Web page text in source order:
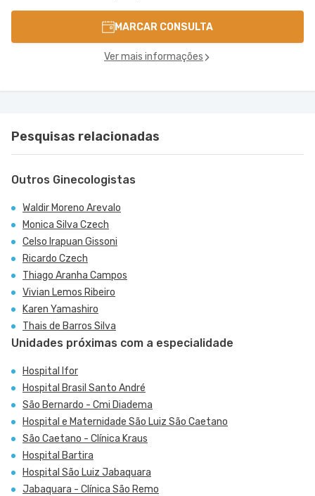
MARCAR CONSULTA
Ver mais informações
Pesquisas relacionadas
Outros Ginecologistas
Waldir Moreno Arevalo
Monica Silva Czech
Celso Irapuan Gissoni
Ricardo Czech
Thiago Aranha Campos
Vivian Lemos Ribeiro
Karen Yamashiro
Thais de Barros Silva
Unidades próximas com a especialidade
Hospital Ifor
Hospital Brasil Santo André
São Bernardo - Cmi Diadema
Hospital e Maternidade São Luiz São Caetano
São Caetano - Clínica Kraus
Hospital Bartira
Hospital São Luiz Jabaquara
Jabaquara - Clínica São Remo